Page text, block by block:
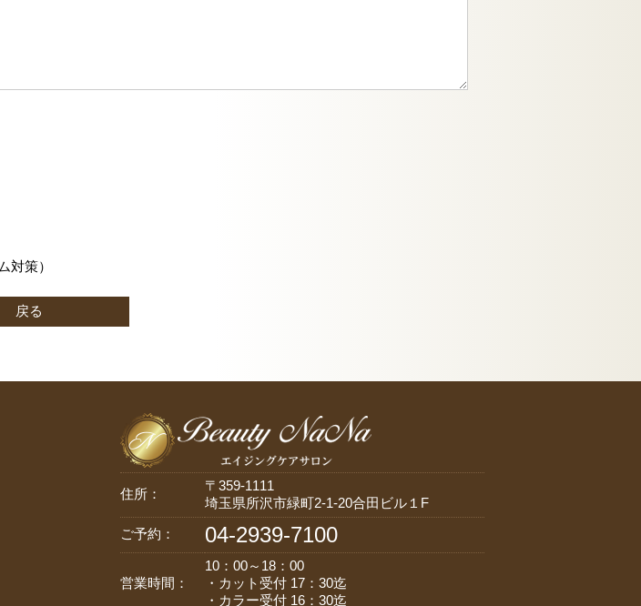
対策）
戻る
住所：
〒359-1111
埼玉県所沢市緑町2-1-20合田ビル１F
ご予約：
04-2939-7100
営業時間：
10：00～18：00
・カット受付 17：30迄
・カラー受付 16：30迄